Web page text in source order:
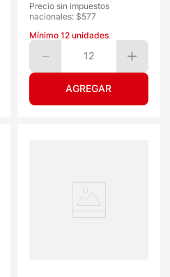
Precio sin impuestos
nacionales: $577
Mínimo 12 unidades
12